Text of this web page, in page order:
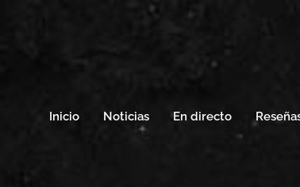
Inicio Noticias En directo